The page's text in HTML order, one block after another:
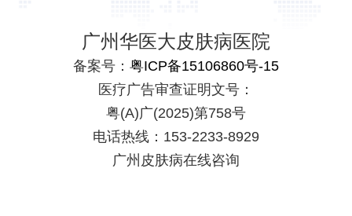
广州华医大皮肤病医院
备案号： 粤ICP备15106860号-15
医疗广告审查证明文号：
粤(A)广(2025)第758号
电话热线：153-2233-8929
广州皮肤病在线咨询